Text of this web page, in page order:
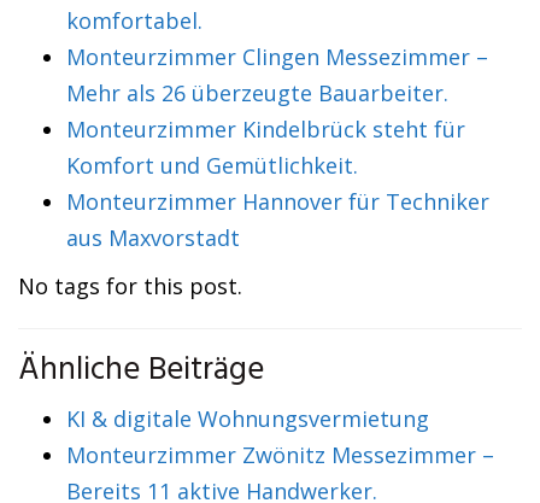
komfortabel.
Monteurzimmer Clingen Messezimmer –
Mehr als 26 überzeugte Bauarbeiter.
Monteurzimmer Kindelbrück steht für
Komfort und Gemütlichkeit.
Monteurzimmer Hannover für Techniker
aus Maxvorstadt
No tags for this post.
Ähnliche Beiträge
KI & digitale Wohnungsvermietung
Monteurzimmer Zwönitz Messezimmer –
Bereits 11 aktive Handwerker.